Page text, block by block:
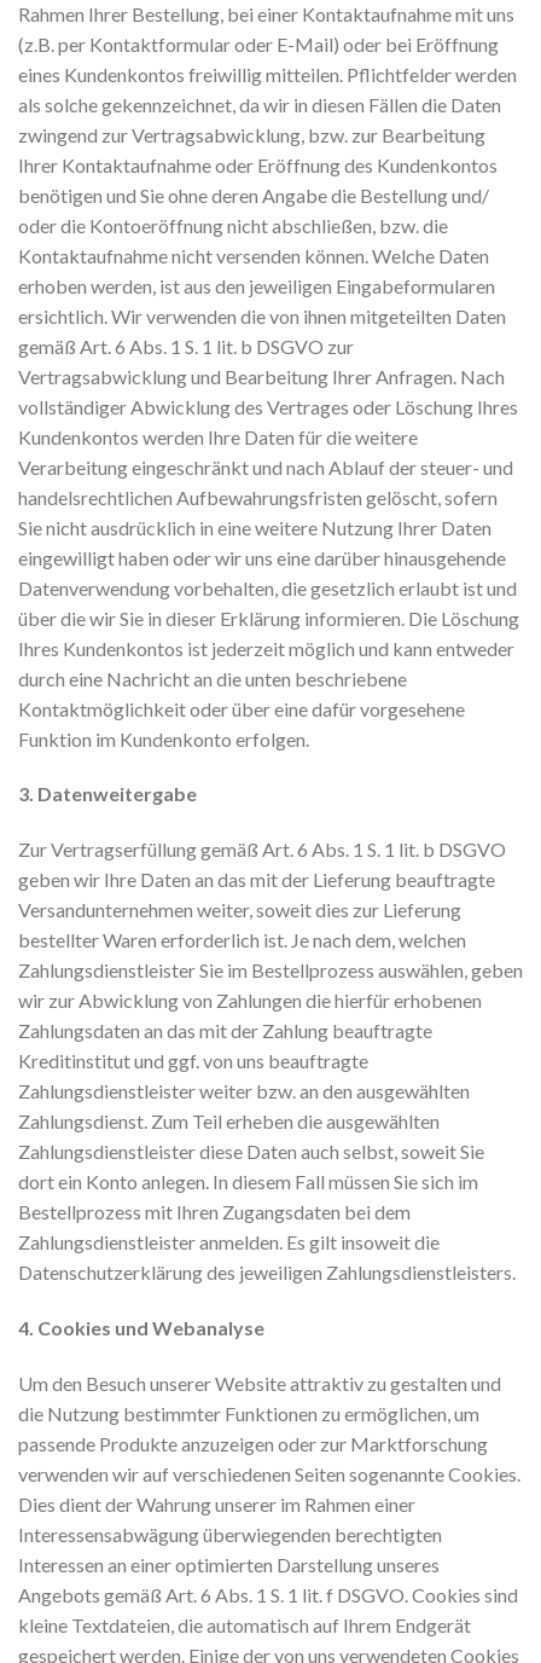
Rahmen Ihrer Bestellung, bei einer Kontaktaufnahme mit uns
(z.B. per Kontaktformular oder E-Mail) oder bei Eröffnung
eines Kundenkontos freiwillig mitteilen. Pflichtfelder werden
als solche gekennzeichnet, da wir in diesen Fällen die Daten
zwingend zur Vertragsabwicklung, bzw. zur Bearbeitung
Ihrer Kontaktaufnahme oder Eröffnung des Kundenkontos
benötigen und Sie ohne deren Angabe die Bestellung und/
oder die Kontoeröffnung nicht abschließen, bzw. die
Kontaktaufnahme nicht versenden können. Welche Daten
erhoben werden, ist aus den jeweiligen Eingabeformularen
ersichtlich. Wir verwenden die von ihnen mitgeteilten Daten
gemäß Art. 6 Abs. 1 S. 1 lit. b DSGVO zur
Vertragsabwicklung und Bearbeitung Ihrer Anfragen. Nach
vollständiger Abwicklung des Vertrages oder Löschung Ihres
Kundenkontos werden Ihre Daten für die weitere
Verarbeitung eingeschränkt und nach Ablauf der steuer- und
handelsrechtlichen Aufbewahrungsfristen gelöscht, sofern
Sie nicht ausdrücklich in eine weitere Nutzung Ihrer Daten
eingewilligt haben oder wir uns eine darüber hinausgehende
Datenverwendung vorbehalten, die gesetzlich erlaubt ist und
über die wir Sie in dieser Erklärung informieren. Die Löschung
Ihres Kundenkontos ist jederzeit möglich und kann entweder
durch eine Nachricht an die unten beschriebene
Kontaktmöglichkeit oder über eine dafür vorgesehene
Funktion im Kundenkonto erfolgen.
3. Datenweitergabe
Zur Vertragserfüllung gemäß Art. 6 Abs. 1 S. 1 lit. b DSGVO
geben wir Ihre Daten an das mit der Lieferung beauftragte
Versandunternehmen weiter, soweit dies zur Lieferung
bestellter Waren erforderlich ist. Je nach dem, welchen
Zahlungsdienstleister Sie im Bestellprozess auswählen, geben
wir zur Abwicklung von Zahlungen die hierfür erhobenen
Zahlungsdaten an das mit der Zahlung beauftragte
Kreditinstitut und ggf. von uns beauftragte
Zahlungsdienstleister weiter bzw. an den ausgewählten
Zahlungsdienst. Zum Teil erheben die ausgewählten
Zahlungsdienstleister diese Daten auch selbst, soweit Sie
dort ein Konto anlegen. In diesem Fall müssen Sie sich im
Bestellprozess mit Ihren Zugangsdaten bei dem
Zahlungsdienstleister anmelden. Es gilt insoweit die
Datenschutzerklärung des jeweiligen Zahlungsdienstleisters.
4. Cookies und Webanalyse
Um den Besuch unserer Website attraktiv zu gestalten und
die Nutzung bestimmter Funktionen zu ermöglichen, um
passende Produkte anzuzeigen oder zur Marktforschung
verwenden wir auf verschiedenen Seiten sogenannte Cookies.
Dies dient der Wahrung unserer im Rahmen einer
Interessensabwägung überwiegenden berechtigten
Interessen an einer optimierten Darstellung unseres
Angebots gemäß Art. 6 Abs. 1 S. 1 lit. f DSGVO. Cookies sind
kleine Textdateien, die automatisch auf Ihrem Endgerät
gespeichert werden. Einige der von uns verwendeten Cookies